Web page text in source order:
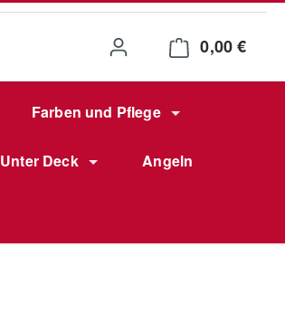
0,00 €
Farben und Pflege
Unter Deck Angeln